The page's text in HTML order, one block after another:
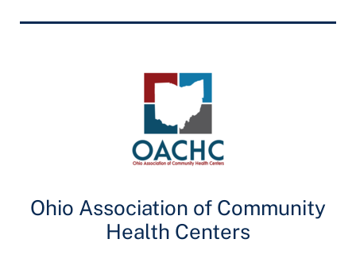
Ohio Association of Community
Health Centers